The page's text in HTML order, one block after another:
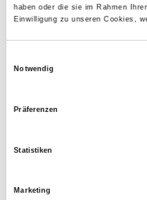
haben oder die sie im Rahmen
Einwilligung zu unseren Cookies,
Notwendig
Präferenzen
Statistiken
Marketing
Training
Pößnecker
03647 5069620
ines-
Offer: